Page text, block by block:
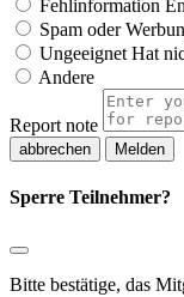
Fehlinformation
Spam oder
Ungeeignet Hat
Andere
Report note
Melden
Sperre Teilnehmer?
Bitte bestätige, das